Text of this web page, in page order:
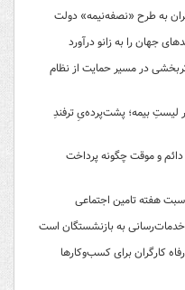
به طرح «نصفه‌نیمه» دولت
جهان را به زانو درآورد
در مسیر حمایت از نظام
لیستِ بیمه؛ پشت‌پرده‌یِ ترفندِ
دائم و موقت چگونه پرداخت
هفته تامین اجتماعی
خدمات‌رسانی به بازنشستگان است
کارگران برای کسب‌وکارها